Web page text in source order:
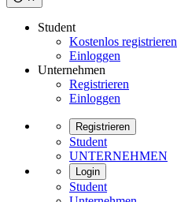
Student
Kostenlos registrieren
Einloggen
Unternehmen
Registrieren
Einloggen
Registrieren
Student
UNTERNEHMEN
Login
Student